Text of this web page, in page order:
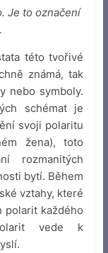
Je to označení
této tvořivé
známá, tak
nebo symboly.
schémat je
svoji polaritu
žena), toto
rozmanitých
bytí. Během
vztahy, které
polarit každého
vede k